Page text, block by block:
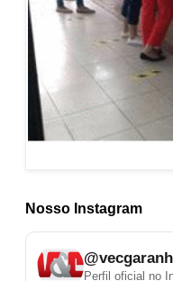
Nosso Instagram
Perfil oficial no